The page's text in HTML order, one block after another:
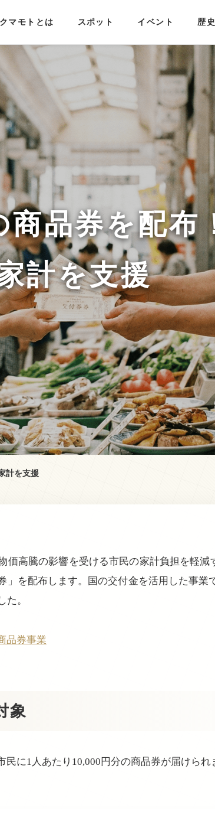
マモトとは スポット イベント 歴
品券を配布
計を支援
計を支援
価高騰の影響を受ける市民の家計負担を軽減
」を配布します。国の交付金を活用した事業
た。
品券事業
象
に1人あたり10,000円分の商品券が届けられ